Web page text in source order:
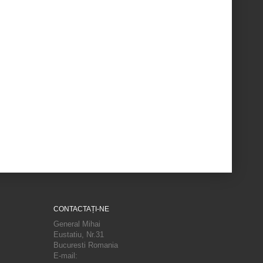
CONTACTAȚI-NE
General Mihai
Eustatiu, Nr.31
Bucuresti Romania
E-mail: